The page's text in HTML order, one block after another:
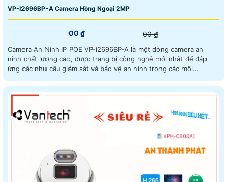
VP-I2696BP-A Camera Hồng Ngoại 2MP
00 ₫ 00 ₫
Camera An Ninh IP POE VP-i2696BP-A là một dòng camera an
ninh chất lượng cao, được trang bị công nghệ mới nhất để đáp
ứng các nhu cầu giám sát và bảo vệ an ninh trong các môi...